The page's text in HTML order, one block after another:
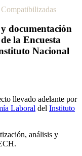
documentación
la Encuesta
Nacional
llevado adelante por
Laboral del Instituto
análisis y